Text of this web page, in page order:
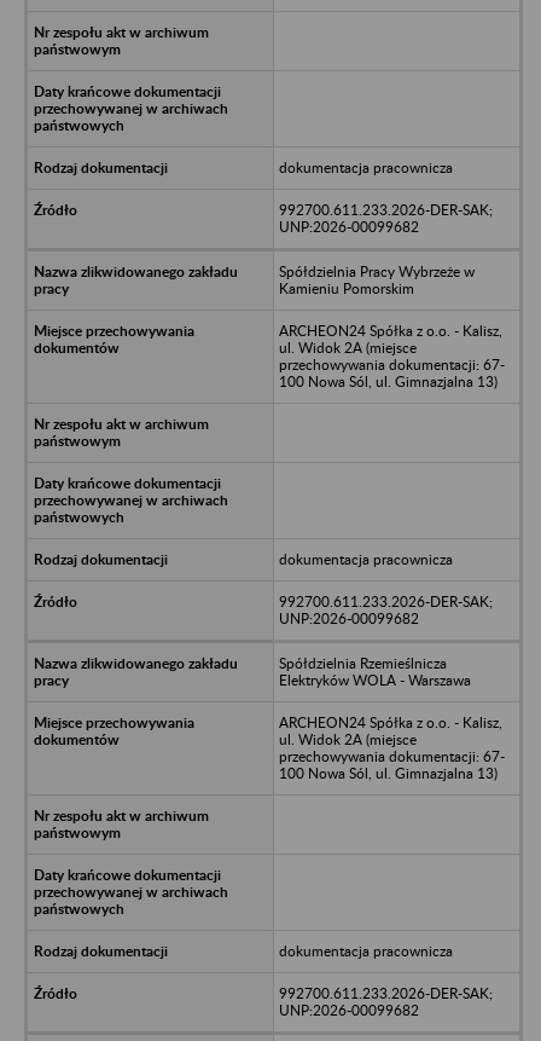
dokumentacja pracownicza
992700.611.233.2026-DER-SAK;
UNP:2026-00099682
Spółdzielnia Pracy Wybrzeże w
Kamieniu Pomorskim
ARCHEON24 Spółka z o.o. - Kalisz,
ul. Widok 2A (miejsce
przechowywania dokumentacji: 67-
100 Nowa Sól, ul. Gimnazjalna 13)
dokumentacja pracownicza
992700.611.233.2026-DER-SAK;
UNP:2026-00099682
Spółdzielnia Rzemieślnicza
Elektryków WOLA - Warszawa
ARCHEON24 Spółka z o.o. - Kalisz,
ul. Widok 2A (miejsce
przechowywania dokumentacji: 67-
100 Nowa Sól, ul. Gimnazjalna 13)
dokumentacja pracownicza
992700.611.233.2026-DER-SAK;
UNP:2026-00099682